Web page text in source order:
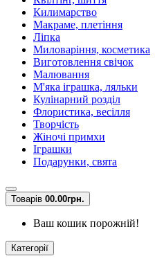
Килимарство
Макраме, плетіння
Ліпка
Миловаріння, косметика
Виготовлення свічок
Малювання
М'яка іграшка, ляльки
Кулінарний розділ
Флористика, весілля
Творчість
Жіночі примхи
Іграшки
Подарунки, свята
Товарів 00.00грн.
Ваш кошик порожній!
Категорії